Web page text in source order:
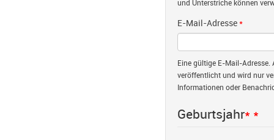
und Unterstriche können
E-Mail-Adresse *
Eine gültige E-Mail-Adresse.
veröffentlicht und wird nur
Informationen oder
Geburtsjahr* *